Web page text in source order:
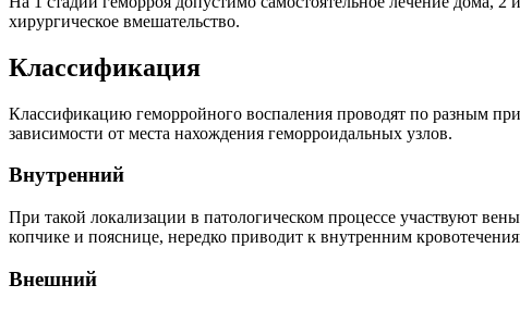
хирургическое вмешательство.
Классификация
Классификацию геморройного воспаления проводят по разным
зависимости от места нахождения геморроидальных узлов.
Внутренний
При такой локализации в патологическом процессе участвуют
копчике и пояснице, нередко приводит к внутренним
Внешний